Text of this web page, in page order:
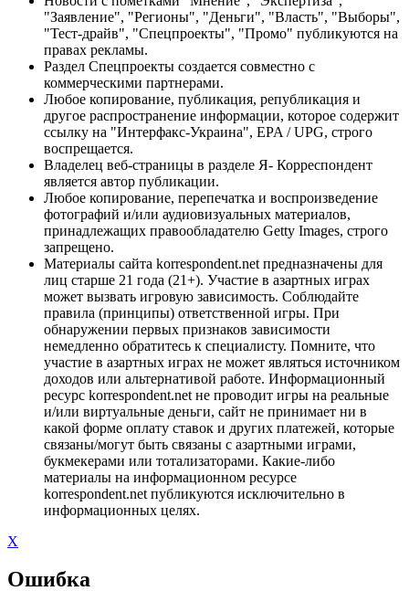
"Заявление", "Регионы", "Деньги", "Власть", "Выборы",
"Тест-драйв", "Спецпроекты", "Промо" публикуются на
правах рекламы.
Раздел Спецпроекты создается совместно с
коммерческими партнерами.
Любое копирование, публикация, републикация и
другое распространение информации, которое содержит
ссылку на "Интерфакс-Украина", EPA / UPG, строго
воспрещается.
Владелец веб-страницы в разделе Я- Корреспондент
является автор публикации.
Любое копирование, перепечатка и воспроизведение
фотографий и/или аудиовизуальных материалов,
принадлежащих правообладателю Getty Images, строго
запрещено.
Материалы сайта korrespondent.net предназначены для
лиц старше 21 года (21+). Участие в азартных играх
может вызвать игровую зависимость. Соблюдайте
правила (принципы) ответственной игры. При
обнаружении первых признаков зависимости
немедленно обратитесь к специалисту. Помните, что
участие в азартных играх не может являться источником
доходов или альтернативой работе. Информационный
ресурс korrespondent.net не проводит игры на реальные
и/или виртуальные деньги, сайт не принимает ни в
какой форме оплату ставок и других платежей, которые
связаны/могут быть связаны с азартными играми,
букмекерами или тотализаторами. Какие-либо
материалы на информационном ресурсе
korrespondent.net публикуются исключительно в
информационных целях.
X
Ошибка